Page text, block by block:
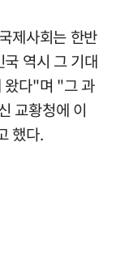
제사회는 한반
역시 그 기대
왔다"며 "그 과
교황청에 이
했다.